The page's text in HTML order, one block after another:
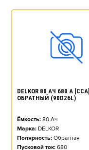
DELKOR 80 АЧ 680 А [CCA]
ОБРАТНЫЙ (90D26L)
Ёмкость: 80 Ач
Марка: DELKOR
Полярность: Обратная
Пусковой ток: 680